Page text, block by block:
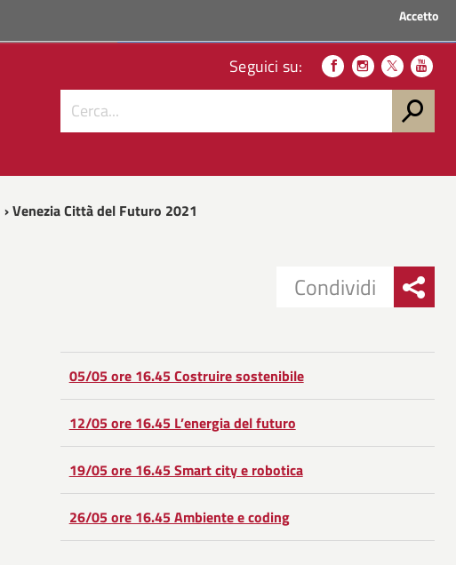
Accetto
Seguici su:
› Venezia Città del Futuro 2021
Facebook
Condividi
su
Twitter
Condividi
su
Google
Plus
Condividi
05/05 ore 16.45 Costruire sostenibile
12/05 ore 16.45 L’energia del futuro
19/05 ore 16.45 Smart city e robotica
26/05 ore 16.45 Ambiente e coding